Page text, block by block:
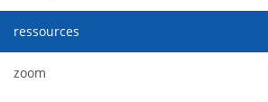
ressources
zoom